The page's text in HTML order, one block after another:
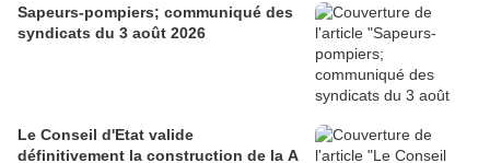
Sapeurs-pompiers; communiqué des
syndicats du 3 août 2026
Le Conseil d'Etat valide
définitivement la construction de la A